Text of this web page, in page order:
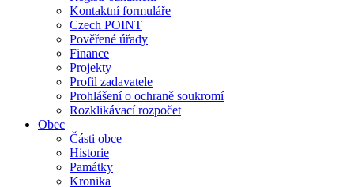
Kontaktní formuláře
Czech POINT
Pověřené úřady
Finance
Projekty
Profil zadavatele
Prohlášení o ochraně soukromí
Rozklikávací rozpočet
Obec
Části obce
Historie
Památky
Kronika